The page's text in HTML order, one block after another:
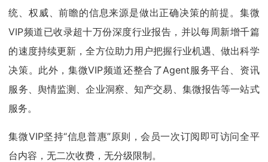
统、权威、前瞻的信息来源是做出正确决策的前提。集微
VIP频道已收录超十万份深度行业报告，并以每周新增千篇
的速度持续更新，全方位助力用户把握行业机遇、做出科学
决策。此外，集微VIP频道还整合了Agent服务平台、资讯
服务、舆情监测、企业洞察、知产交易、集微报告等一站式
服务。
集微VIP坚持“信息普惠”原则，会员一次订阅即可访问全平
台内容，无二次收费，无分级限制。